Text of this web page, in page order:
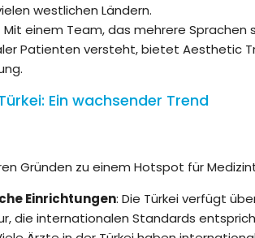
westlichen Ländern.
Mit einem Team, das mehrere Sprachen
Patienten versteht, bietet Aesthetic
Ein wachsender Trend
Gründen zu einem Hotspot für
Einrichtungen: Die Türkei verfügt
die internationalen Standards